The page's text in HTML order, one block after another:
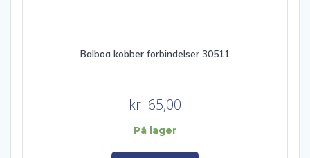
Balboa kobber forbindelser 30511
kr. 65,00
På lager